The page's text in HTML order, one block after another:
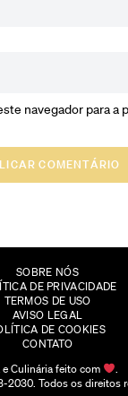
navegador para a
SOBRE NÓS
DE PRIVACIDADE
TERMOS DE USO
AVISO LEGAL
DE COOKIES
CONTATO
e Culinária feito com
.
Todos os direitos